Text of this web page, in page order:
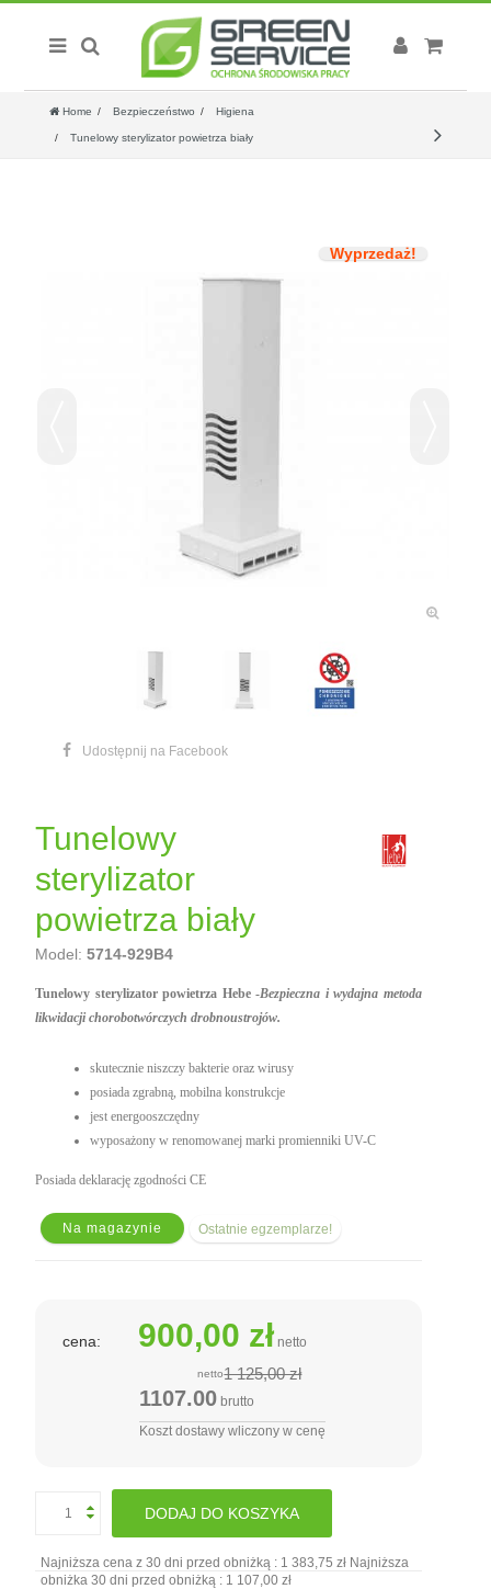
Home Bezpieczeństwo Higiena
Tunelowy sterylizator powietrza biały
Wyprzedaż!
Udostępnij na Facebook
Tunelowy
sterylizator
powietrza biały
Model: 5714-929B4
Tunelowy sterylizator powietrza Hebe -Bezpieczna i wydajna metoda
likwidacji chorobotwórczych drobnoustrojów.
skutecznie niszczy bakterie oraz wirusy
posiada zgrabną, mobilna konstrukcje
jest energooszczędny
wyposażony w renomowanej marki promienniki UV-C
Posiada deklarację zgodności CE
Na magazynie Ostatnie egzemplarze!
cena: 900,00 zł netto
1 125,00 zł
netto
1107.00 brutto
Koszt dostawy wliczony w cenę
DODAJ DO KOSZYKA
Najniższa cena z 30 dni przed obniżką : 1 383,75 zł Najniższa
obniżka 30 dni przed obniżką : 1 107,00 zł